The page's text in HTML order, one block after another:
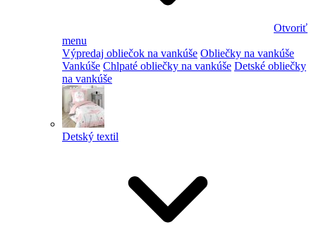
Otvoriť
menu
Výpredaj obliečok na vankúše Obliečky na vankúše
Vankúše Chlpaté obliečky na vankúše Detské obliečky
na vankúše
Detský textil